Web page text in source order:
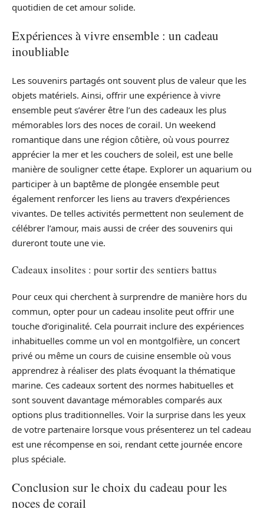
quotidien de cet amour solide.
Expériences à vivre ensemble : un cadeau
inoubliable
Les souvenirs partagés ont souvent plus de valeur que les
objets matériels. Ainsi, offrir une expérience à vivre
ensemble peut s’avérer être l’un des cadeaux les plus
mémorables lors des noces de corail. Un weekend
romantique dans une région côtière, où vous pourrez
apprécier la mer et les couchers de soleil, est une belle
manière de souligner cette étape. Explorer un aquarium ou
participer à un baptême de plongée ensemble peut
également renforcer les liens au travers d’expériences
vivantes. De telles activités permettent non seulement de
célébrer l’amour, mais aussi de créer des souvenirs qui
dureront toute une vie.
Cadeaux insolites : pour sortir des sentiers battus
Pour ceux qui cherchent à surprendre de manière hors du
commun, opter pour un cadeau insolite peut offrir une
touche d’originalité. Cela pourrait inclure des expériences
inhabituelles comme un vol en montgolfière, un concert
privé ou même un cours de cuisine ensemble où vous
apprendrez à réaliser des plats évoquant la thématique
marine. Ces cadeaux sortent des normes habituelles et
sont souvent davantage mémorables comparés aux
options plus traditionnelles. Voir la surprise dans les yeux
de votre partenaire lorsque vous présenterez un tel cadeau
est une récompense en soi, rendant cette journée encore
plus spéciale.
Conclusion sur le choix du cadeau pour les
noces de corail